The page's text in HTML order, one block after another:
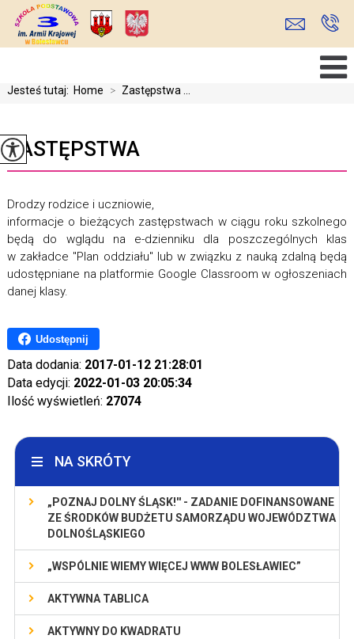
Jesteś tutaj: Home > Zastępstwa ...
ZASTĘPSTWA
Drodzy rodzice i uczniowie,
informacje o bieżących zastępstwach w ciągu roku szkolnego
będą do wglądu na e-dzienniku dla poszczególnych klas
w zakładce "Plan oddziału" lub w związku z nauką zdalną będą
udostępniane na platformie Google Classroom w ogłoszeniach
danej klasy.
Udostępnij
Data dodania: 2017-01-12 21:28:01
Data edycji: 2022-01-03 20:05:34
Ilość wyświetleń: 27074
NA SKRÓTY
„POZNAJ DOLNY ŚLĄSK!'' - ZADANIE DOFINANSOWANE
ZE ŚRODKÓW BUDŻETU SAMORZĄDU WOJEWÓDZTWA
DOLNOŚLĄSKIEGO
„WSPÓLNIE WIEMY WIĘCEJ WWW BOLESŁAWIEC”
AKTYWNA TABLICA
AKTYWNY DO KWADRATU